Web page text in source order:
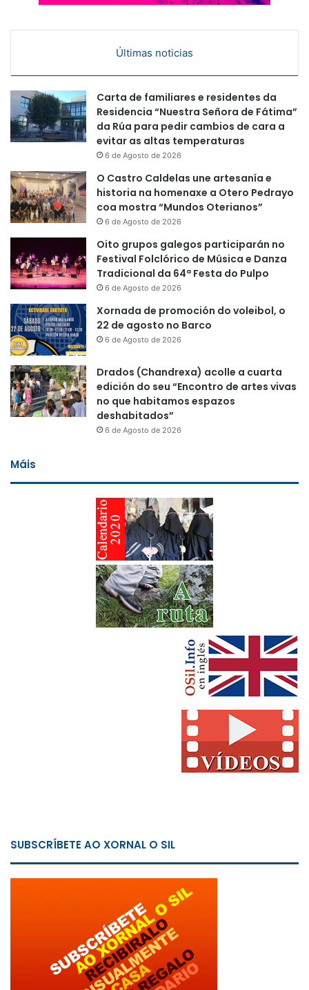
Últimas noticias
Carta de familiares e residentes da
Residencia “Nuestra Señora de Fátima”
da Rúa para pedir cambios de cara a
evitar as altas temperaturas
6 de Agosto de 2026
O Castro Caldelas une artesanía e
historia na homenaxe a Otero Pedrayo
coa mostra “Mundos Oterianos”
6 de Agosto de 2026
Oito grupos galegos participarán no
Festival Folclórico de Música e Danza
Tradicional da 64ª Festa do Pulpo
6 de Agosto de 2026
Xornada de promoción do voleibol, o
22 de agosto no Barco
6 de Agosto de 2026
Drados (Chandrexa) acolle a cuarta
edición do seu “Encontro de artes vivas
no que habitamos espazos
deshabitados”
6 de Agosto de 2026
Máis
SUBSCRÍBETE AO XORNAL O SIL